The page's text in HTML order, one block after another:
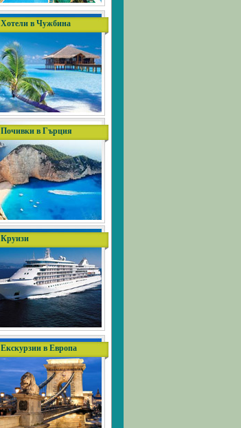
Хотели в Чужбина
Почивки в Гърция
Круизи
Екскурзии в Европа